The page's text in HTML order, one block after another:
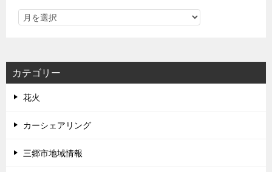
カテゴリー
花火
カーシェアリング
三郷市地域情報